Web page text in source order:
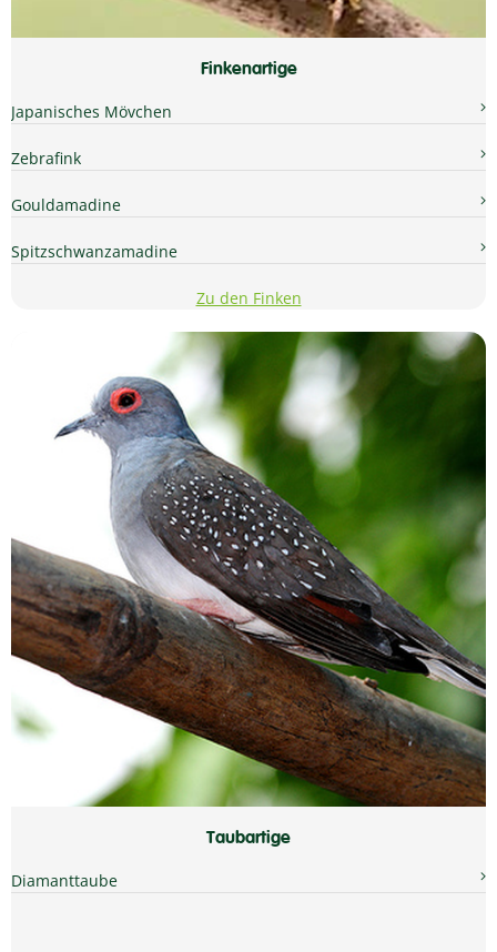
Finkenartige
Japanisches Mövchen
Zebrafink
Gouldamadine
Spitzschwanzamadine
Zu den Finken
Taubartige
Diamanttaube